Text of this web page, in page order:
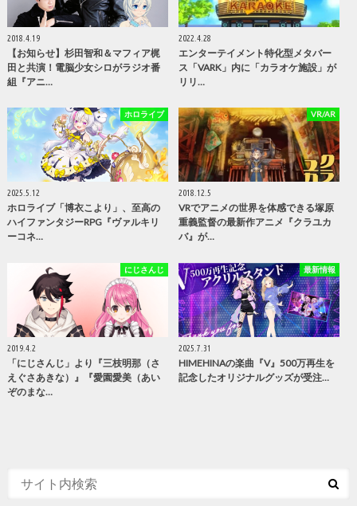
2018.4.19
【お知らせ】杉田智和＆マフィア梶
田と共演！電脳少女シロがラジオ番
組『アニ…
2022.4.28
エンターテイメント特化型メタバー
ス「VARK」内に「カラオケ施設」が
リリ…
ホロライブ
2025.5.12
ホロライブ「博衣こより」、至高の
ハイファンタジーRPG『ヴァルキリ
ーコネ…
VR/AR
2018.12.5
VRでアニメの世界を体感できる塚原
重義監督の最新作アニメ『クラユカ
バ』が…
にじさんじ
2019.4.2
「にじさんじ」より『三枝明那（さ
えぐさあきな）』『愛園愛美（あい
ぞのまな…
最新情報
2025.7.31
HIMEHINAの楽曲『V』500万再生を
記念したオリジナルグッズが受注…